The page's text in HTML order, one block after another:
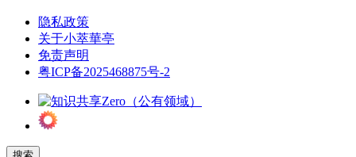
隐私政策
关于小萃華亭
免责声明
粤ICP备2025468875号-2